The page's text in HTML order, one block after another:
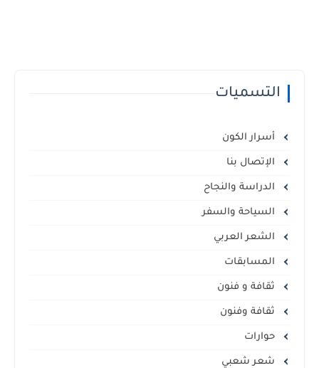
التسميات
أسرار الكون
الإتصال بنا
الدراسة والنجاح
السياحة والسفر
الشعر العربي
المسابقات
ثقافة و فنون
ثقافة وفنون
حوارات
شعر شعبي